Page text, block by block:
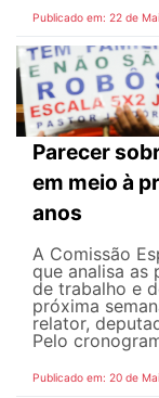
Publicado em: 22 de
Parecer
em meio à
anos
A Comissão
que analisa as
de trabalho e
próxima
relator,
Pelo
Publicado em: 20 de